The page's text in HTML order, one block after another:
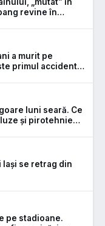
revine în
a murit pe
primul accident
luni seară. Ce
și pirotehnie
Iași se retrag din
pe stadioane.